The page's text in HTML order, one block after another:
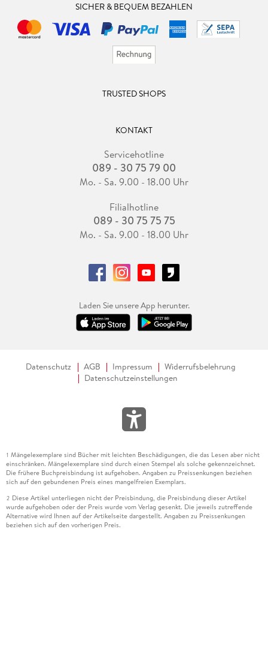
SICHER & BEQUEM BEZAHLEN
TRUSTED SHOPS
KONTAKT
Servicehotline
089 - 30 75 79 00
Mo. - Sa. 9.00 - 18.00 Uhr
Filialhotline
089 - 30 75 75 75
Mo. - Sa. 9.00 - 18.00 Uhr
Laden Sie unsere App herunter.
Datenschutz AGB Impressum
Widerrufsbelehrung
Datenschutzeinstellungen
1 Mängelexemplare sind Bücher mit leichten Beschädigungen, die das Lesen aber nicht
einschränken. Mängelexemplare sind durch einen Stempel als solche gekennzeichnet.
Die frühere Buchpreisbindung ist aufgehoben. Angaben zu Preissenkungen beziehen
sich auf den gebundenen Preis eines mangelfreien Exemplars.
2 Diese Artikel unterliegen nicht der Preisbindung, die Preisbindung dieser Artikel
wurde aufgehoben oder der Preis wurde vom Verlag gesenkt. Die jeweils zutreffende
Alternative wird Ihnen auf der Artikelseite dargestellt. Angaben zu Preissenkungen
beziehen sich auf den vorherigen Preis.